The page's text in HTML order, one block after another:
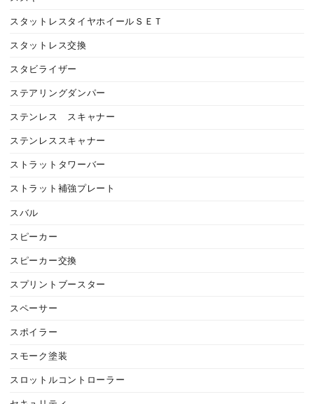
スタットレスタイヤホイールＳＥＴ
スタットレス交換
スタビライザー
ステアリングダンパー
ステンレス スキャナー
ステンレススキャナー
ストラットタワーバー
ストラット補強プレート
スバル
スピーカー
スピーカー交換
スプリントブースター
スペーサー
スポイラー
スモーク塗装
スロットルコントローラー